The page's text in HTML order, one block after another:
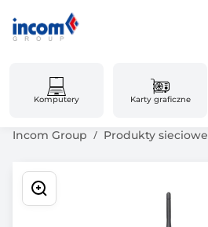
Komputery Karty graficzne
Incom Group Produkty sieciowe